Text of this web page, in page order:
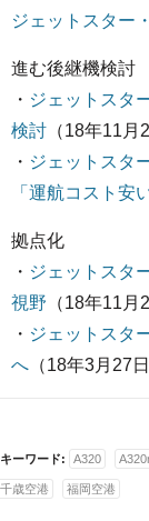
ジェットスター
進む後継機検討
・ ジェットスタ
検討 （18年11月
・ ジェットスタ
「運航コスト安
拠点化
・ ジェットスタ
視野 （18年11月
・ ジェットスタ
へ （18年3月27日
キーワード: A320
千歳空港 福岡空港